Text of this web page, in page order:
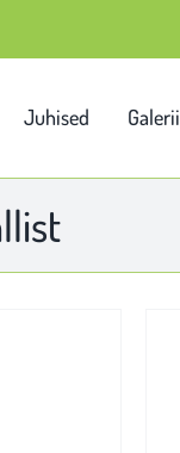
Juhised Galerii